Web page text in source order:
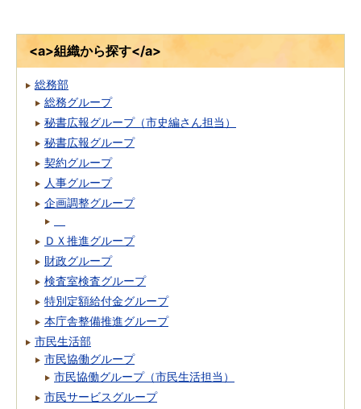
<a>組織から探す</a>
総務部
総務グループ
秘書広報グループ（市史編さん担当）
秘書広報グループ
契約グループ
人事グループ
企画調整グループ
ＤＸ推進グループ
財政グループ
検査室検査グループ
特別定額給付金グループ
本庁舎整備推進グループ
市民生活部
市民協働グループ
市民協働グループ（市民生活担当）
市民サービスグループ